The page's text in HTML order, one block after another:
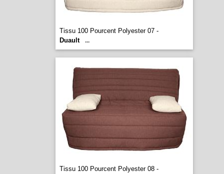
Tissu 100 Pourcent Polyester 07 -
Duault
...
Tissu 100 Pourcent Polyester 08 -